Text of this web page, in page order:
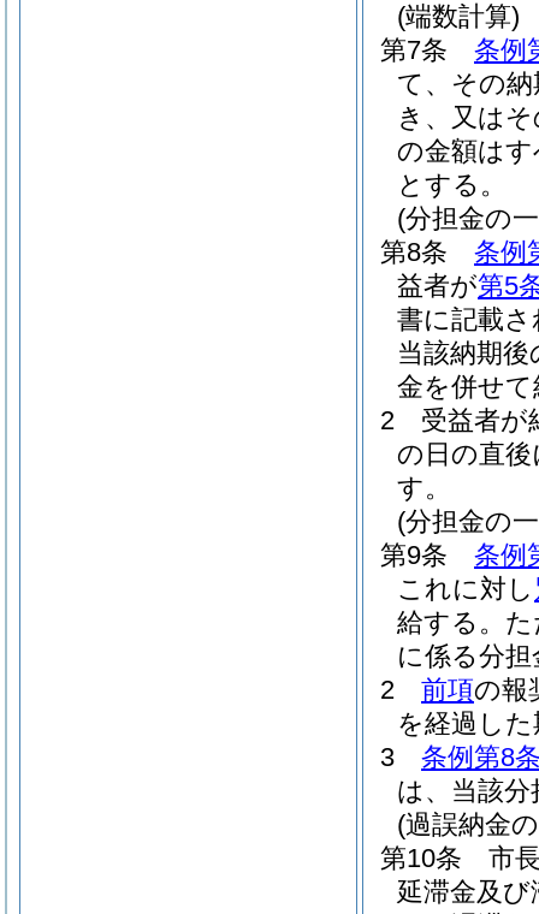
(端数計算)
第7条
条例
て、その
き、又は
の金額は
とする。
(分担金の
第8条
条例
益者が第5
書に記載
当該納期後
金を併せ
2
受益者が
の日の直
す。
(分担金の
第9条
条例
これに対し
給する。
に係る分
2
前項の報
を経過し
3
条例第8
は、当該
(過誤納金
第10条
市
延滞金及び